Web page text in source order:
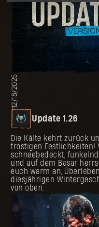
12/18/2025
Update 1.26
Die Kälte kehrt zurück
frostigen Festlichkeiten!
schneebedeckt,
und auf dem Basar
euch warm an,
diesjährigen
von oben.